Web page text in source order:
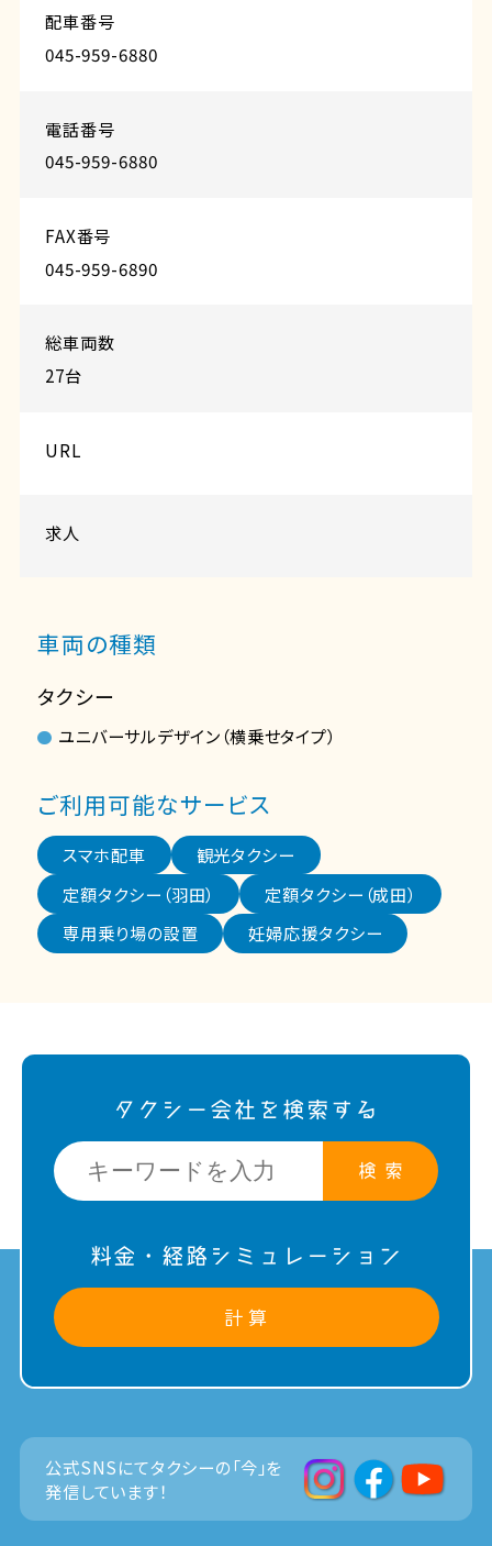
配車番号
045-959-6880
電話番号
045-959-6880
FAX番号
045-959-6890
総車両数
27台
URL
求人
車両の種類
タクシー
ユニバーサルデザイン（横乗せタイプ）
ご利用可能なサービス
スマホ配車
観光タクシー
定額タクシー（羽田）
定額タクシー（成田）
専用乗り場の設置
妊婦応援タクシー
タクシー会社を検索する
検 索
料金・経路シミュレーション
計 算
公式SNSにてタクシーの「今」を
発信しています！